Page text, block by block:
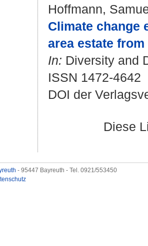
Hoffmann,
Climate change
area estate
In: Diversity and
ISSN 1472-4642
DOI der
Diese
- 95447 Bayreuth - Tel. 0921/553450